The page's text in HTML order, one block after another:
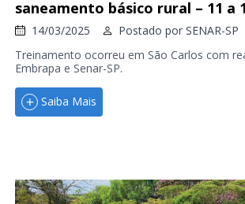
saneamento básico rural – 11 a
14/03/2025 Postado por SENAR-SP
Treinamento ocorreu em São Carlos com
Embrapa e Senar-SP.
Saiba Mais